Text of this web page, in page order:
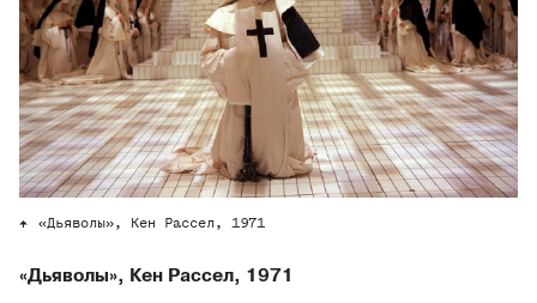
«Дьяволы», Кен Рассел, 1971
«Дьяволы», Кен Рассел, 1971